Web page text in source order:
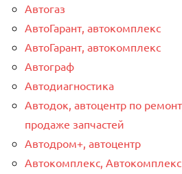
Автогаз
АвтоГарант, автокомплекс
АвтоГарант, автокомплекс
Автограф
Автодиагностика
Автодок, автоцентр по
продаже запчастей
Автодром+, автоцентр
Автокомплекс, Автокомплекс